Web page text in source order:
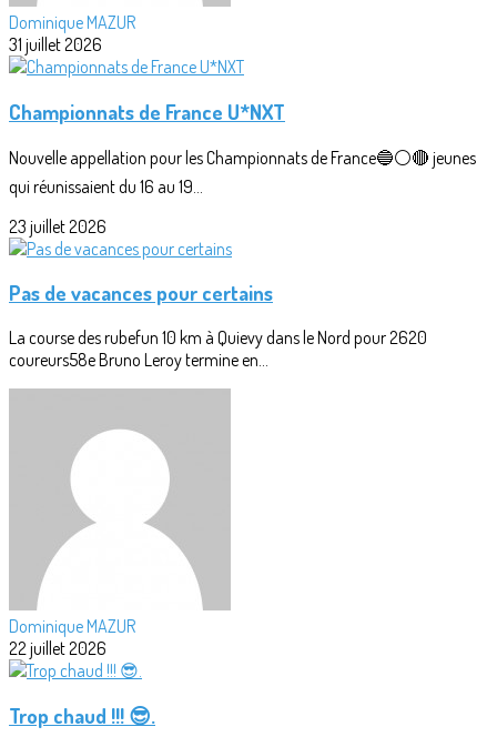
Dominique MAZUR
31 juillet 2026
Championnats de France U*NXT
Nouvelle appellation pour les Championnats de France🔵⚪🔴 jeunes
qui réunissaient du 16 au 19...
23 juillet 2026
Pas de vacances pour certains
La course des rubefun 10 km à Quievy dans le Nord pour 2620
coureurs58e Bruno Leroy termine en...
Dominique MAZUR
22 juillet 2026
Trop chaud !!! 😎.